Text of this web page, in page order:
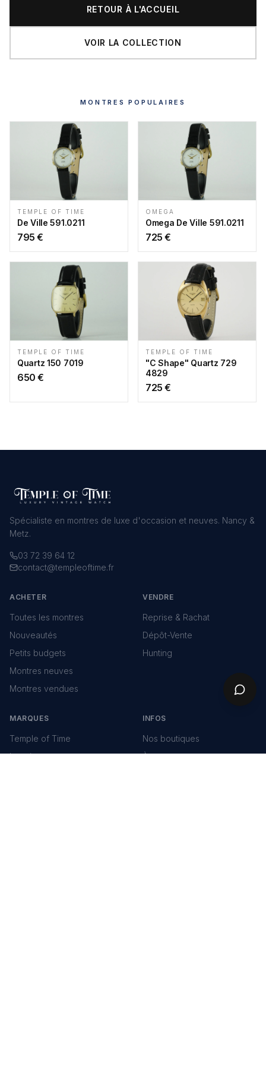
RETOUR À L'ACCUEIL
VOIR LA COLLECTION
MONTRES POPULAIRES
TEMPLE OF TIME
De Ville 591.0211
795 €
OMEGA
Omega De Ville 591.0211
725 €
TEMPLE OF TIME
Quartz 150 7019
650 €
TEMPLE OF TIME
"C Shape" Quartz 729
4829
725 €
Spécialiste en montres de luxe d'occasion et neuves. Nancy &
Metz.
03 72 39 64 12
contact@templeoftime.fr
ACHETER
Toutes les montres
Nouveautés
Petits budgets
Montres neuves
Montres vendues
VENDRE
Reprise & Rachat
Dépôt-Vente
Hunting
MARQUES
Temple of Time
Longines
INFOS
Nos boutiques
À propos